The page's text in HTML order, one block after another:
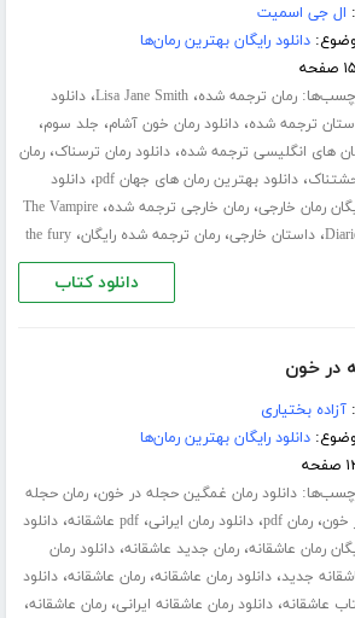
ال جی اسمیت
دانلود رایگان بهترین رمان‌ها
رمان ترجمه شده،Lisa Jane Smith،دانلود
ترجمه شده،دانلود رمان خون آشام، جلد سوم،
های انگلیسی ترجمه شده،دانلود رمان ترسناک،رمان
،دانلود بهترین رمان های جهان pdf ،دانلود
رمان خارجی،رمان خارجی ترجمه شده،The Vampire
،داستان خارجی،رمان ترجمه شده رایگان،the fury
دانلود کتاب
در خون
آزاده بختیاری
دانلود رایگان بهترین رمان‌ها
دانلود رمان غمگین حجله در خون،رمان حجله
خون،رمان pdf ،دانلود رمان ایرانی،pdf عاشقانه ،دانلود
رمان عاشقانه،رمان جدید عاشقانه،دانلود رمان
جدید،دانلود رمان عاشقانه،رمان عاشقانه،دانلود
عاشقانه،دانلود رمان عاشقانه ایرانی،رمان عاشقانه،